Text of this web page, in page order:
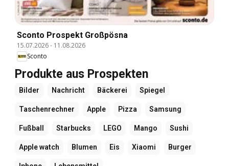
Sconto Prospekt Großpösna
15.07.2026- 11.08.2026
Sconto
Produkte aus Prospekten
Bilder Nachricht Bäckerei Spiegel
Taschenrechner Apple Pizza Samsung
Fußball Starbucks LEGO Mango Sushi
Apple watch Blumen Eis Xiaomi Burger